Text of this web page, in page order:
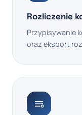
Rozliczenie
Przypisywanie
oraz eksport